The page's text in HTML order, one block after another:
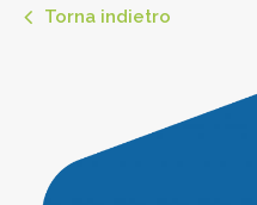
Torna indietro